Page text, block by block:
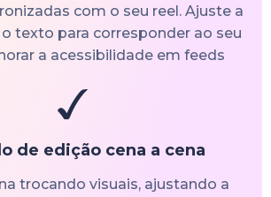
com o seu reel. Ajuste a
texto para corresponder ao seu
a acessibilidade em feeds
de edição cena a cena
trocando visuais, ajustando a